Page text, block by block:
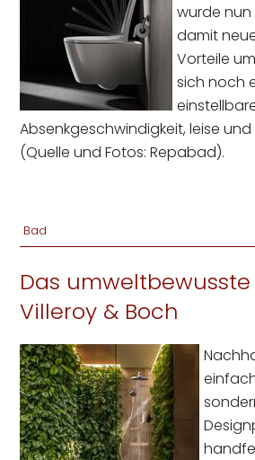
wurde
damit
Vorteile
sich noch
Absenkgeschwindigkeit, leise
(Quelle und Fotos: Repabad).
Bad
Das umweltbewusste
Villeroy & Boch